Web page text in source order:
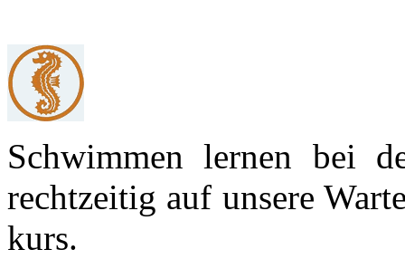
Schwimmen lernen bei
recht­zeitig auf unsere
kurs.